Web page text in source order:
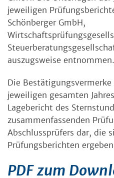
jeweiligen
Schönberger GmbH,
auszugsweise entnommen.
Die
jeweiligen gesamten
Lagebericht des
zusammenfassenden
Abschlussprüfers dar, die
Prüfungsberichten
PDF zum